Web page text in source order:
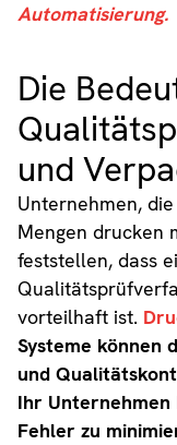
Automatisierung.
Die
und
Unternehmen,
Mengen drucken
feststellen, dass
vorteilhaft ist.
Systeme können
und
Ihr Unternehmen
Fehler zu